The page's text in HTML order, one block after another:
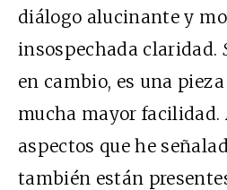
diálogo alucinante y
insospechada claridad.
en cambio, es una
mucha mayor facilidad.
aspectos que he
también están